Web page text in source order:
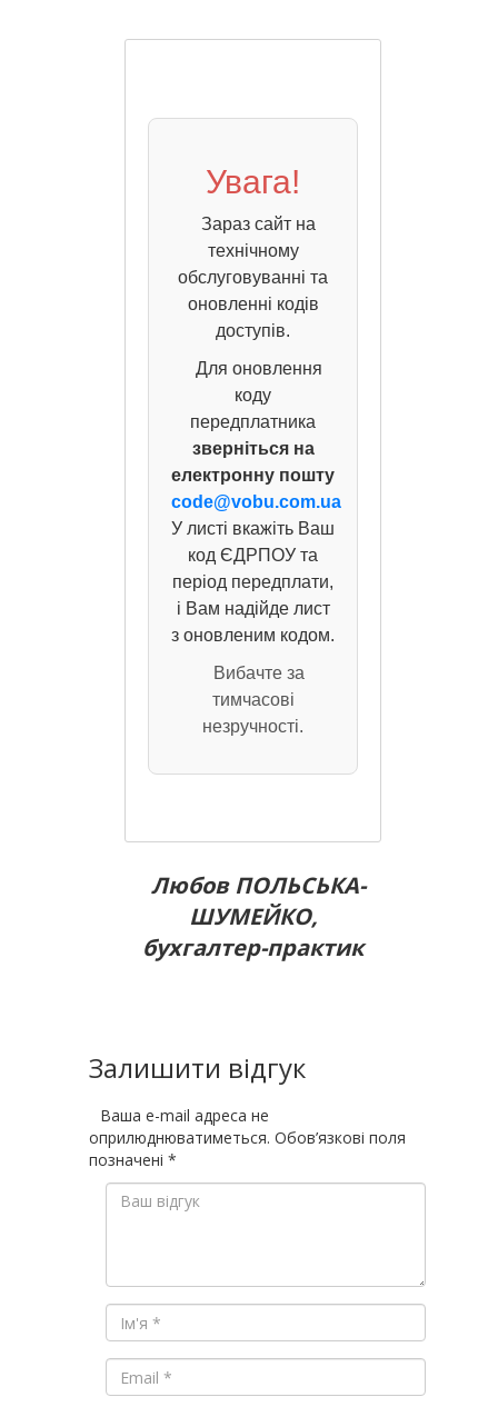
Увага!
Зараз сайт на
технічному
обслуговуванні та
оновленні кодів
доступів.
Для оновлення
коду
передплатника
зверніться на
електронну пошту
code@vobu.com.ua
У листі вкажіть Ваш
код ЄДРПОУ та
період передплати,
і Вам надійде лист
з оновленим кодом.
Вибачте за
тимчасові
незручності.
Любов ПОЛЬСЬКА-
ШУМЕЙКО,
бухгалтер-практик
Залишити відгук
Ваша e-mail адреса не
оприлюднюватиметься. Обов’язкові поля
позначені *